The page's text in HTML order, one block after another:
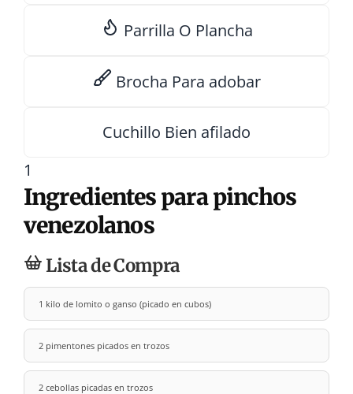
Parrilla O Plancha
Brocha Para adobar
Cuchillo Bien afilado
1
Ingredientes para pinchos
venezolanos
Lista de Compra
1 kilo de lomito o ganso (picado en cubos)
2 pimentones picados en trozos
2 cebollas picadas en trozos